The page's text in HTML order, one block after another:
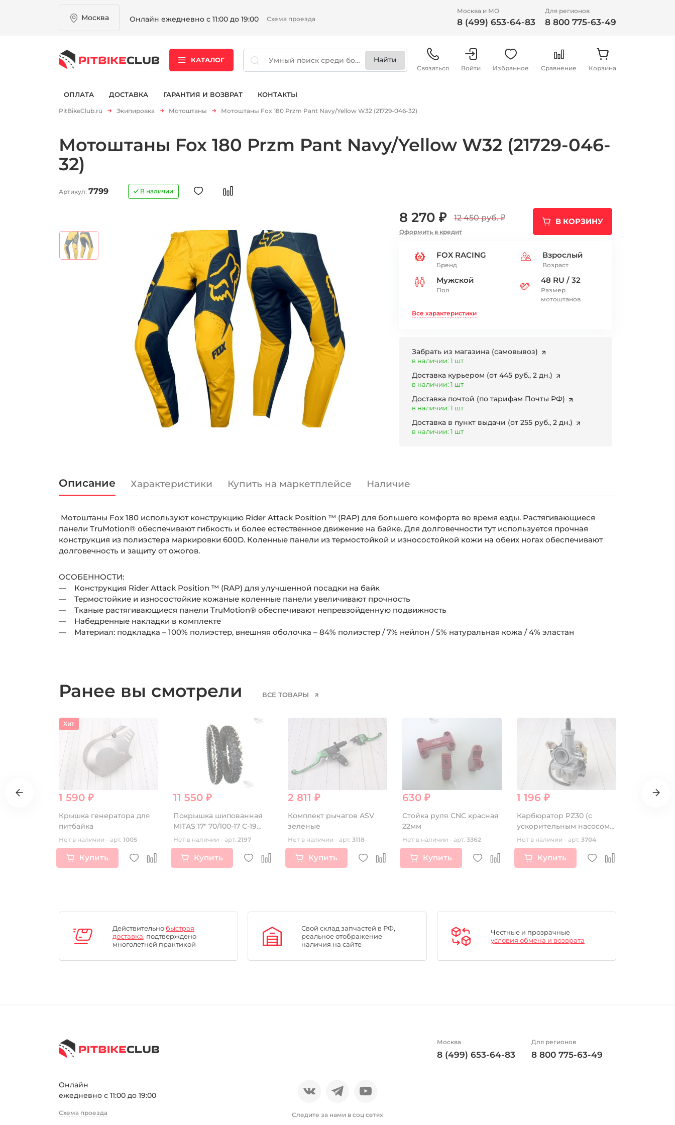
Москва Онлайн ежедневно с 11:00 до 19:00 Схема проезда
Москва и МО
8 (499) 653-64-83
Для регионов
8 800 775-63-49
КАТАЛОГ
Связаться Войти Избранное Сравнение Корзина
ОПЛАТА ДОСТАВКА ГАРАНТИЯ И ВОЗВРАТ КОНТАКТЫ
PitBikeClub.ru Экипировка Мотоштаны Мотоштаны Fox 180 Przm Pant Navy/Yellow W32 (21729-046-32)
Мотоштаны Fox 180 Przm Pant Navy/Yellow W32 (21729-046-
32)
Артикул: 7799 В наличии
8 270 ₽ 12 450 руб.₽
Оформить в кредит
В КОРЗИНУ
FOX RACING
Бренд
Взрослый
Возраст
Мужской
Пол
48 RU / 32
Размер
мотоштанов
Все характеристики
Забрать из магазина (самовывоз)
в наличии: 1 шт
Доставка курьером (от 445 руб., 2 дн.)
в наличии: 1 шт
Доставка почтой (по тарифам Почты РФ)
в наличии: 1 шт
Доставка в пункт выдачи (от 255 руб., 2 дн.)
в наличии: 1 шт
Описание Характеристики Купить на маркетплейсе Наличие
Мотоштаны Fox 180 используют конструкцию Rider Attack Position ™ (RAP) для большего комфорта во время езды. Растягивающиеся
панели TruMotion® обеспечивают гибкость и более естественное движение на байке. Для долговечности тут используется прочная
конструкция из полиэстера маркировки 600D. Коленные панели из термостойкой и износостойкой кожи на обеих ногах обеспечивают
долговечность и защиту от ожогов.
ОСОБЕННОСТИ:
— Конструкция Rider Attack Position ™ (RAP) для улучшенной посадки на байк
— Термостойкие и износостойкие кожаные коленные панели увеличивают прочность
— Тканые растягивающиеся панели TruMotion® обеспечивают непревзойденную подвижность
— Набедренные накладки в комплекте
— Материал: подкладка – 100% полиэстер, внешняя оболочка – 84% полиэстер / 7% нейлон / 5% натуральная кожа / 4% эластан
Ранее вы смотрели ВСЕ ТОВАРЫ
Хит
1 590 ₽
Крышка генератора для
питбайка
Нет в наличии - арт. 1005
Купить
11 550 ₽
Покрышка шипованная
MITAS 17" 70/100-17 C-19
40M TT
Нет в наличии - арт. 2197
Купить
2 811 ₽
Комплект рычагов ASV
зеленые
Нет в наличии - арт. 3118
Купить
630 ₽
Стойка руля CNC красная
22мм
Нет в наличии - арт. 3362
Купить
1 196 ₽
Карбюратор PZ30 (с
ускорительным насосом)
CB250/TTR250 250см3
Нет в наличии - арт. 3704
Купить
660 ₽
Действительно быстрая
доставка, подтверждено
многолетней практикой
Свой склад запчастей в РФ,
реальное отображение
наличия на сайте
Честные и прозрачные
условия обмена и возврата
Москва
8 (499) 653-64-83
Для регионов
8 800 775-63-49
Онлайн
ежедневно с 11:00 до 19:00
Схема проезда Следите за нами в соц сетях